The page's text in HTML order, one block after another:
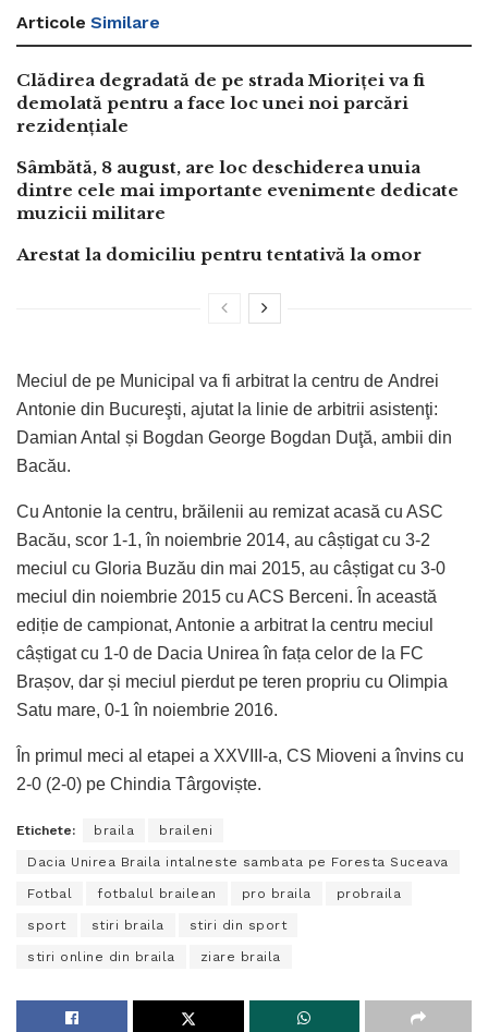
Articole Similare
Clădirea degradată de pe strada Mioriței va fi
demolată pentru a face loc unei noi parcări
rezidențiale
Sâmbătă, 8 august, are loc deschiderea unuia
dintre cele mai importante evenimente dedicate
muzicii militare
Arestat la domiciliu pentru tentativă la omor
Meciul de pe Municipal va fi arbitrat la centru de Andrei
Antonie din Bucureşti, ajutat la linie de arbitrii asistenţi:
Damian Antal și Bogdan George Bogdan Duţă, ambii din
Bacău.
Cu Antonie la centru, brăilenii au remizat acasă cu ASC
Bacău, scor 1-1, în noiembrie 2014, au câștigat cu 3-2
meciul cu Gloria Buzău din mai 2015, au câștigat cu 3-0
meciul din noiembrie 2015 cu ACS Berceni. În această
ediție de campionat, Antonie a arbitrat la centru meciul
câștigat cu 1-0 de Dacia Unirea în fața celor de la FC
Brașov, dar și meciul pierdut pe teren propriu cu Olimpia
Satu mare, 0-1 în noiembrie 2016.
În primul meci al etapei a XXVIII-a, CS Mioveni a învins cu
2-0 (2-0) pe Chindia Târgoviște.
Etichete: braila braileni
Dacia Unirea Braila intalneste sambata pe Foresta Suceava
Fotbal fotbalul brailean pro braila probraila
sport stiri braila stiri din sport
stiri online din braila ziare braila